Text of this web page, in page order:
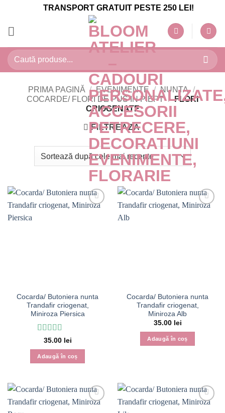
content
TRANSPORT GRATUIT PESTE 250 LEI!
Caută
după:
PRIMA PAGINĂ / EVENIMENTE / NUNTA /
COCARDE/ FLORI DE PUS IN PIEPT / FLORI
CRIOGENATE
FILTREAZĂ
Cocarda/ Butoniera nunta
Trandafir criogenat,
Miniroza Piersica
Evaluat la5
din 5
35.00 lei
Adaugă în coș
Cocarda/ Butoniera nunta
Trandafir criogenat,
Miniroza Alb
35.00 lei
Adaugă în coș